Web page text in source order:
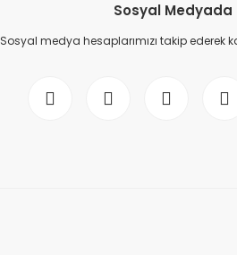
Sosyal Medyada
Sosyal medya hesaplarımızı takip